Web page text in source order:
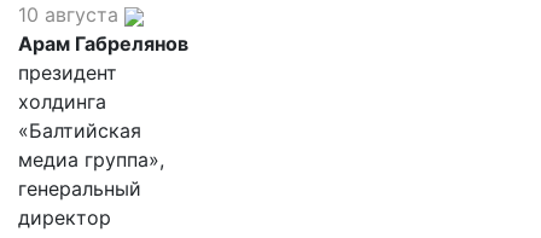
10 августа
Арам Габрелянов
президент
холдинга
«Балтийская
медиа группа»,
генеральный
директор